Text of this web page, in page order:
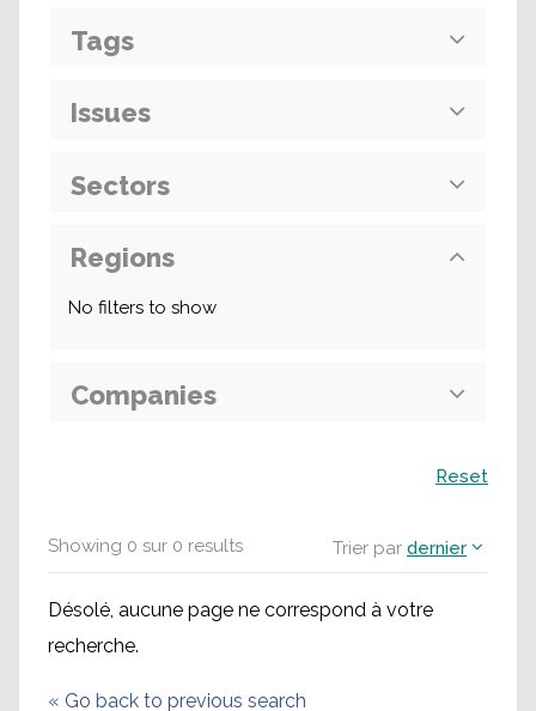
Showing 0 sur 0 results Trier par dernier
Désolé, aucune page ne correspond à votre
recherche.
« Go back to previous search
Tags
Issues
Sectors
Regions
No filters to show
Companies
Reset